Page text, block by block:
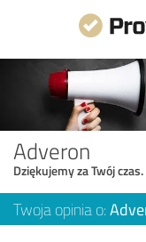
Adveron
Dziękujemy za Twój
Twoja opinia o: